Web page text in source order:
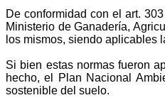
De conformidad con el art.
Ministerio de Ganadería,
los mismos, siendo aplicables
Si bien estas normas fueron
hecho, el Plan Nacional
sostenible del suelo.